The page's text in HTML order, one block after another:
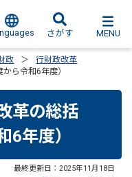
さがす MENU
政
行財政改革
ら令和6年度）
革の総括
6年度）
最終更新日： 2025年11月18日